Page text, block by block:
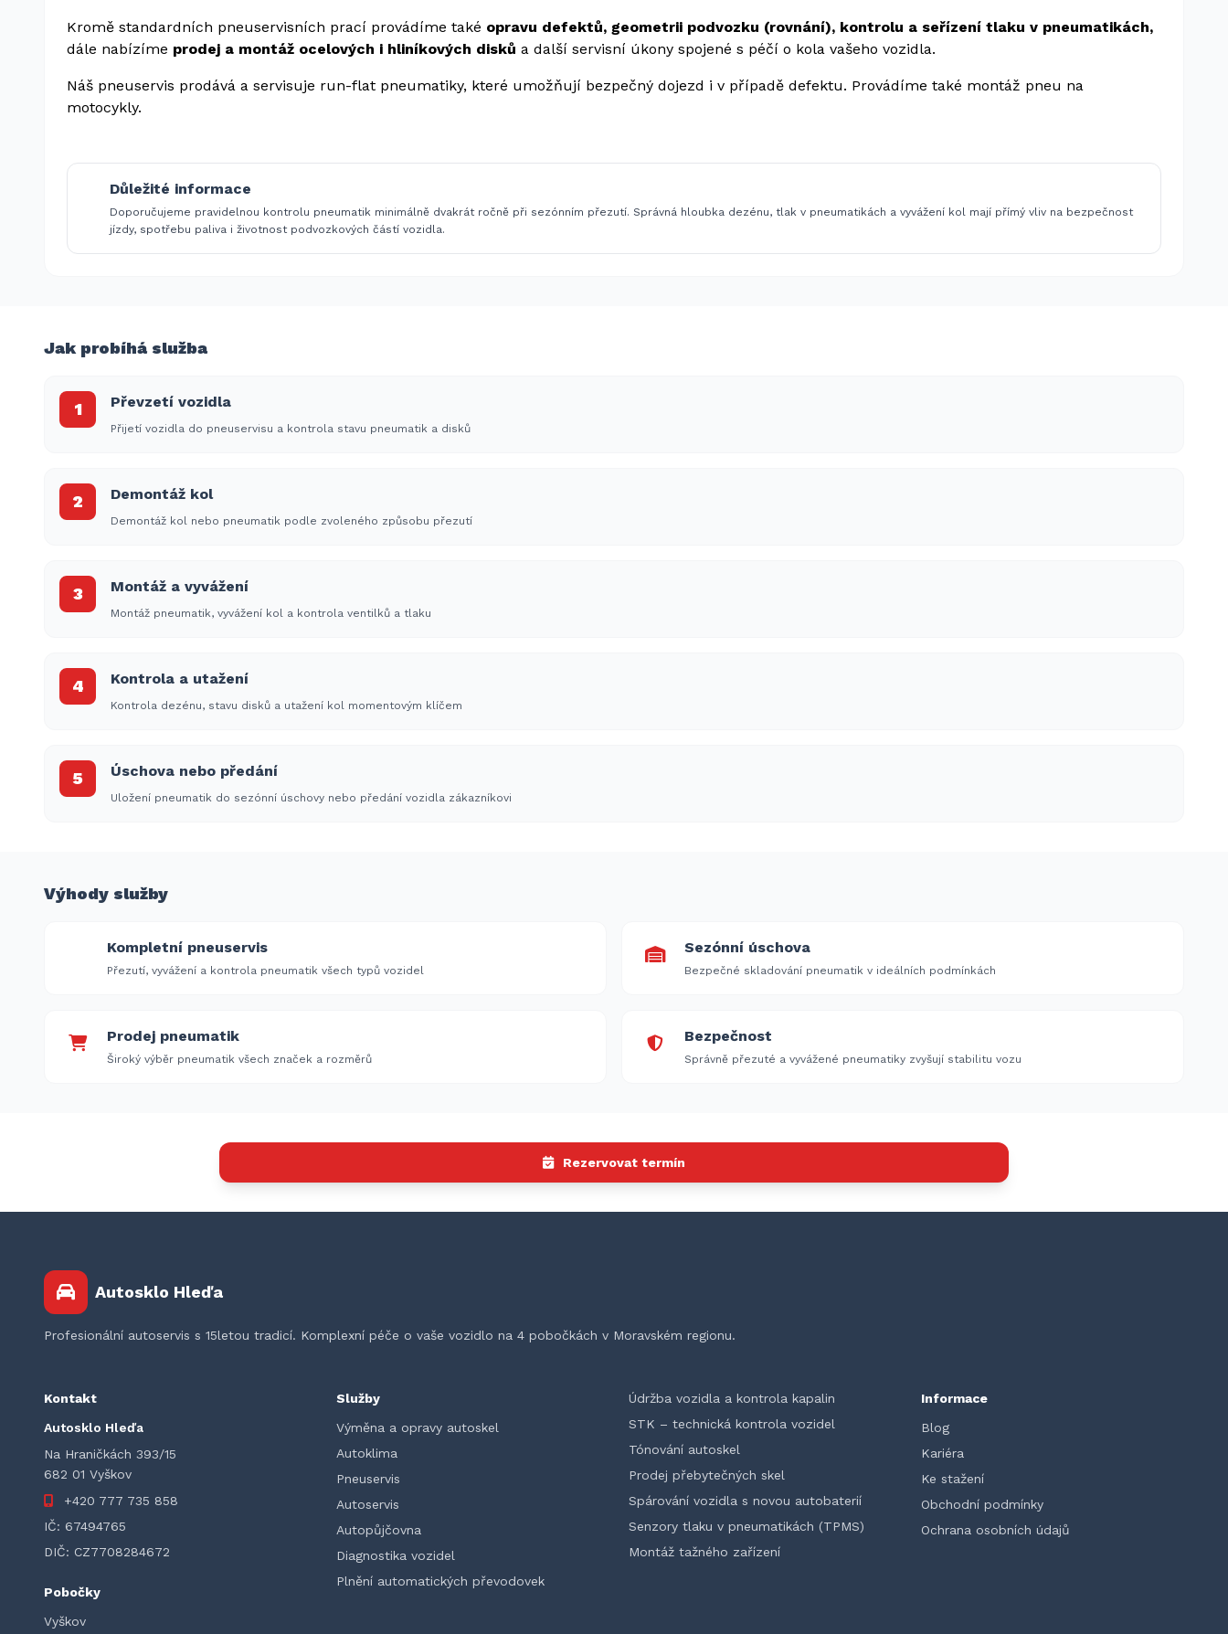
Kromě standardních pneuservisních prací provádíme také opravu defektů, geometrii podvozku (rovnání), kontrolu a seřízení tlaku v pneumatikách,
dále nabízíme prodej a montáž ocelových i hliníkových disků a další servisní úkony spojené s péčí o kola vašeho vozidla.
Náš pneuservis prodává a servisuje run-flat pneumatiky, které umožňují bezpečný dojezd i v případě defektu. Provádíme také montáž pneu na
motocykly.
Důležité informace
Doporučujeme pravidelnou kontrolu pneumatik minimálně dvakrát ročně při sezónním přezutí. Správná hloubka dezénu, tlak v pneumatikách a vyvážení kol mají přímý vliv na bezpečnost
jízdy, spotřebu paliva i životnost podvozkových částí vozidla.
Jak probíhá služba
1 Převzetí vozidla
Přijetí vozidla do pneuservisu a kontrola stavu pneumatik a disků
2 Demontáž kol
Demontáž kol nebo pneumatik podle zvoleného způsobu přezutí
3 Montáž a vyvážení
Montáž pneumatik, vyvážení kol a kontrola ventilků a tlaku
4 Kontrola a utažení
Kontrola dezénu, stavu disků a utažení kol momentovým klíčem
5 Úschova nebo předání
Uložení pneumatik do sezónní úschovy nebo předání vozidla zákazníkovi
Výhody služby
Kompletní pneuservis
Přezutí, vyvážení a kontrola pneumatik všech typů vozidel
Sezónní úschova
Bezpečné skladování pneumatik v ideálních podmínkách
Prodej pneumatik
Široký výběr pneumatik všech značek a rozměrů
Bezpečnost
Správně přezuté a vyvážené pneumatiky zvyšují stabilitu vozu
Rezervovat termín
Autosklo Hleďa
Profesionální autoservis s 15letou tradicí. Komplexní péče o vaše vozidlo na 4 pobočkách v Moravském regionu.
Kontakt
Autosklo Hleďa
Na Hraničkách 393/15
682 01 Vyškov
+420 777 735 858
IČ: 67494765
DIČ: CZ7708284672
Pobočky
Vyškov
Služby
Výměna a opravy autoskel
Autoklima
Pneuservis
Autoservis
Autopůjčovna
Diagnostika vozidel
Plnění automatických převodovek
Údržba vozidla a kontrola kapalin
STK – technická kontrola vozidel
Tónování autoskel
Prodej přebytečných skel
Spárování vozidla s novou autobaterií
Senzory tlaku v pneumatikách (TPMS)
Montáž tažného zařízení
Informace
Blog
Kariéra
Ke stažení
Obchodní podmínky
Ochrana osobních údajů